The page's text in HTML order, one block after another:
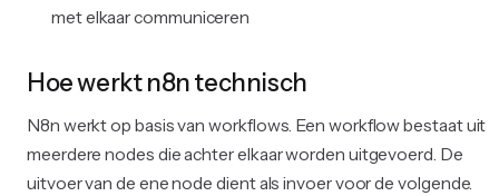
met elkaar communiceren
Hoe werkt n8n technisch
N8n werkt op basis van workflows. Een workflow bestaat uit
meerdere nodes die achter elkaar worden uitgevoerd. De
uitvoer van de ene node dient als invoer voor de volgende.